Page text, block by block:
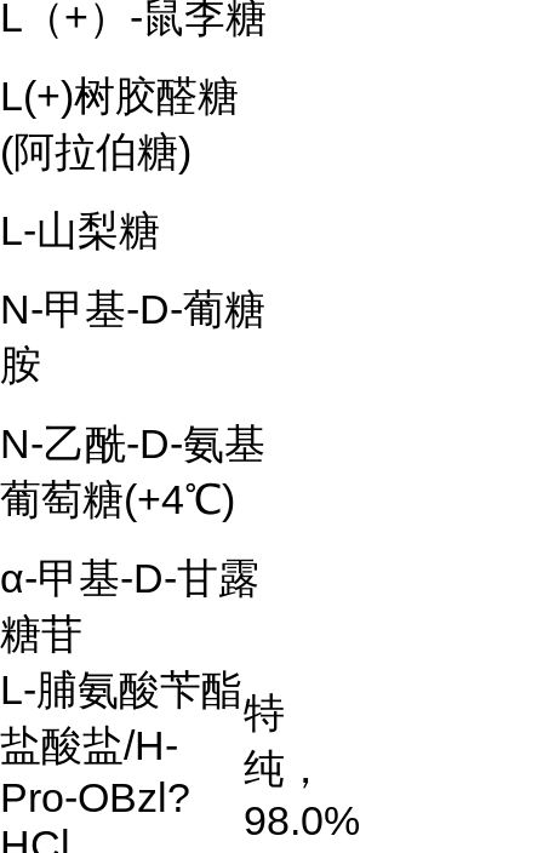
L（+）-鼠李糖
L(+)树胶醛糖
(阿拉伯糖)
L-山梨糖
N-甲基-D-葡糖
胺
N-乙酰-D-氨基
葡萄糖(+4℃)
α-甲基-D-甘露
糖苷
L-脯氨酸苄酯
盐酸盐/H-
Pro-OBzl?
特
纯，
98.0%